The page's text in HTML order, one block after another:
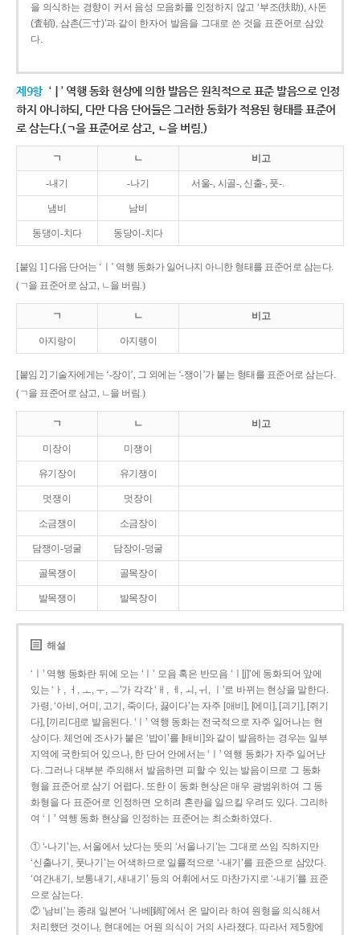
을 의식하는 경향이 커서 음성 모음화를 인정하지 않고 ‘부조(扶助), 사돈
(査頓), 삼촌(三寸)’과 같이 한자어 발음을 그대로 쓴 것을 표준어로 삼았
다.
제9항 ‘ㅣ’ 역행 동화 현상에 의한 발음은 원칙적으로 표준 발음으로 인정
하지 아니하되, 다만 다음 단어들은 그러한 동화가 적용된 형태를 표준어
로 삼는다.(ㄱ을 표준어로 삼고, ㄴ을 버림.)
ㄱ ㄴ 비고
-내기 -나기 서울-, 시골-, 신출-, 풋-.
냄비 남비
동댕이-치다 동당이-치다
[붙임 1] 다음 단어는 ‘ㅣ’ 역행 동화가 일어나지 아니한 형태를 표준어로 삼는다.
(ㄱ을 표준어로 삼고, ㄴ을 버림.)
ㄱ ㄴ 비고
아지랑이 아지랭이
[붙임 2] 기술자에게는 ‘-장이’, 그 외에는 ‘-쟁이’가 붙는 형태를 표준어로 삼는다.
(ㄱ을 표준어로 삼고, ㄴ을 버림.)
ㄱ ㄴ 비고
미장이 미쟁이
유기장이 유기쟁이
멋쟁이 멋장이
소금쟁이 소금장이
담쟁이-덩굴 담장이-덩굴
골목쟁이 골목장이
발목쟁이 발목장이
해설
‘ㅣ’ 역행 동화란 뒤에 오는 ‘ㅣ’ 모음 혹은 반모음 ‘ㅣ[j]’에 동화되어 앞에
있는 ‘ㅏ, ㅓ, ㅗ, ㅜ, ㅡ’가 각각 ‘ㅐ, ㅔ, ㅚ, ㅟ, ㅣ’로 바뀌는 현상을 말한다.
가령, ‘아비, 어미, 고기, 죽이다, 끓이다’는 자주 [애비], [에미], [괴기], [쥐기
다], [끼리다]로 발음된다. ‘ㅣ’ 역행 동화는 전국적으로 자주 일어나는 현
상이다. 체언에 조사가 붙은 ‘밥이’를 [배비]와 같이 발음하는 경우는 일부
지역에 국한되어 있으나, 한 단어 안에서는 ‘ㅣ’ 역행 동화가 자주 일어난
다. 그러나 대부분 주의해서 발음하면 피할 수 있는 발음이므로 그 동화
형을 표준어로 삼기 어렵다. 또한 이 동화 현상은 매우 광범위하여 그 동
화형을 다 표준어로 인정하면 오히려 혼란을 일으킬 우려도 있다. 그리하
여 ‘ㅣ’ 역행 동화 현상을 인정하는 표준어는 최소화하였다.
① ‘-나기’는, 서울에서 났다는 뜻의 ‘서울나기’는 그대로 쓰임 직하지만
‘신출나기, 풋나기’는 어색하므로 일률적으로 ‘-내기’를 표준으로 삼았다.
‘여간내기, 보통내기, 새내기’ 등의 어휘에서도 마찬가지로 ‘-내기’를 표준
으로 삼는다.
② ‘남비’는 종래 일본어 ‘나베[鍋]’에서 온 말이라 하여 원형을 의식해서
처리했던 것이나, 현대에는 어원 의식이 거의 사라졌다. 따라서 제5항에